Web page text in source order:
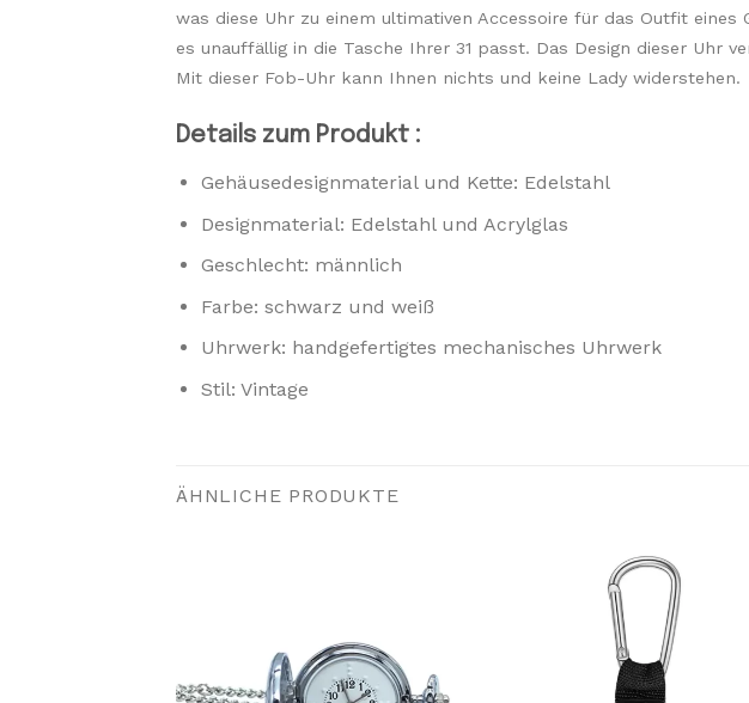
was diese Uhr zu einem ultimativen Accessoire für das Outfit
es unauffällig in die Tasche Ihrer 31 passt. Das Design dieser Uhr
Mit dieser Fob-Uhr kann Ihnen nichts und keine Lady widerstehen.
Details zum Produkt :
Gehäusedesignmaterial und Kette: Edelstahl
Designmaterial: Edelstahl und Acrylglas
Geschlecht: männlich
Farbe: schwarz und weiß
Uhrwerk: handgefertigtes mechanisches Uhrwerk
Stil: Vintage
ÄHNLICHE PRODUKTE